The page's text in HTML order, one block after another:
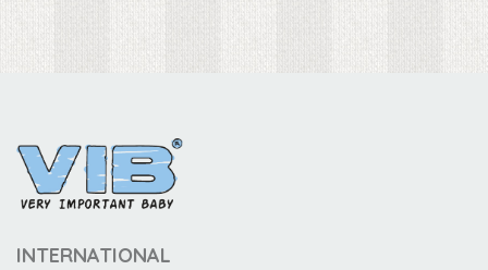
INTERNATIONAL